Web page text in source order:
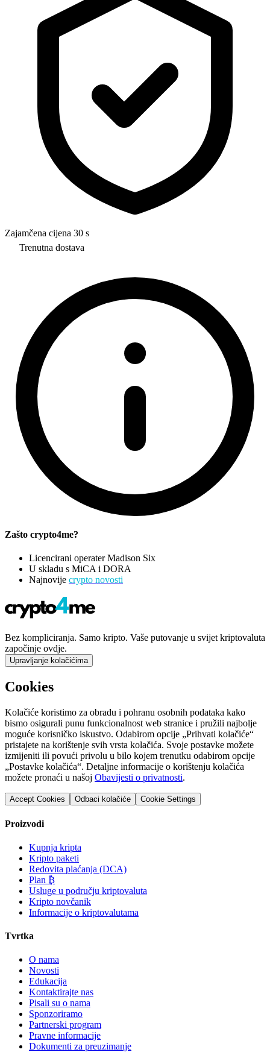
Zajamčena cijena 30 s
Trenutna dostava
Zašto crypto4me?
Licencirani operater Madison Six
U skladu s MiCA i DORA
Najnovije crypto novosti
Bez kompliciranja. Samo kripto. Vaše putovanje u svijet kriptovaluta
započinje ovdje.
Upravljanje kolačićima
Cookies
Kolačiće koristimo za obradu i pohranu osobnih podataka kako
bismo osigurali punu funkcionalnost web stranice i pružili najbolje
moguće korisničko iskustvo. Odabirom opcije „Prihvati kolačiće“
pristajete na korištenje svih vrsta kolačića. Svoje postavke možete
izmijeniti ili povući privolu u bilo kojem trenutku odabirom opcije
„Postavke kolačića“. Detaljne informacije o korištenju kolačića
možete pronaći u našoj Obavijesti o privatnosti.
Accept Cookies Odbaci kolačiće Cookie Settings
Proizvodi
Kupnja kripta
Kripto paketi
Redovita plaćanja (DCA)
Plan ₿
Usluge u području kriptovaluta
Kripto novčanik
Informacije o kriptovalutama
Tvrtka
O nama
Novosti
Edukacija
Kontaktirajte nas
Pisali su o nama
Sponzoriramo
Partnerski program
Pravne informacije
Dokumenti za preuzimanje